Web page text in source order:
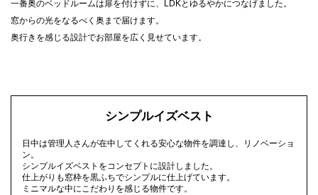
一番奥のベッドルームは扉を付けずに、LDKとゆるやかにつなげました。
窓からの光をなるべく奥まで届けます。
奥行きを感じる設計でお部屋を広く見せています。
シンプルイズベスト
日中は管理人さんが在中してくれる安心な物件を調達し、リノベーショ
ン。
シンプルイズベストをコンセプトに設計しました。
仕上がりも窓枠を黒ふちでシンプルに仕上げています。
ミニマルな中にこだわりを感じる物件です。